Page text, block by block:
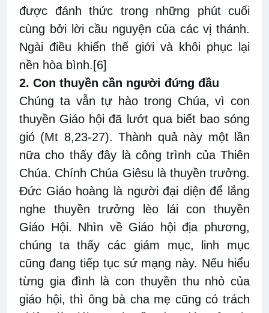
được đánh thức trong những phút cuối
cùng bởi lời cầu nguyện của các vị thánh.
Ngài điều khiển thế giới và khôi phục lại
nền hòa bình. [6]
2. Con thuyền cần người đứng đầu
Chúng ta vẫn tự hào trong Chúa, vì con
thuyền Giáo hội đã lướt qua biết bao sóng
gió (Mt 8,23-27). Thành quả này một lần
nữa cho thấy đây là công trình của Thiên
Chúa. Chính Chúa Giêsu là thuyền trưởng.
Đức Giáo hoàng là người đại diện để lắng
nghe thuyền trưởng lèo lái con thuyền
Giáo Hội. Nhìn về Giáo hội địa phương,
chúng ta thấy các giám mục, linh mục
cũng đang tiếp tục sứ mạng này. Nếu hiểu
từng gia đình là con thuyền thu nhỏ của
giáo hội, thì ông bà cha mẹ cũng có trách